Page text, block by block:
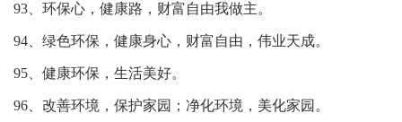
93、环保心，健康路，财富自由我做主。
94、绿色环保，健康身心，财富自由，伟业天成。
95、健康环保，生活美好。
96、改善环境，保护家园；净化环境，美化家园。